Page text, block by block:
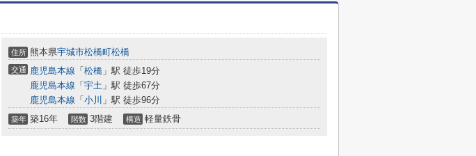
住所 熊本県宇城市松橋町松橋
交通 鹿児島本線 「 松橋 」駅 徒歩19分
鹿児島本線 「 宇土 」駅 徒歩67分
鹿児島本線 「 小川 」駅 徒歩96分
築年 築16年 階数 3階建 構造 軽量鉄骨